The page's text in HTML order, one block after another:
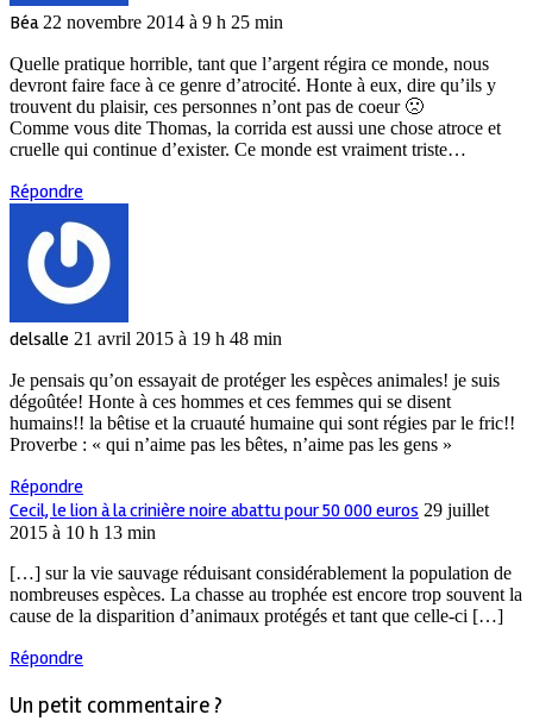
Béa 22 novembre 2014 à 9 h 25 min
Quelle pratique horrible, tant que l’argent régira ce monde, nous
devront faire face à ce genre d’atrocité. Honte à eux, dire qu’ils y
trouvent du plaisir, ces personnes n’ont pas de coeur 🙁
Comme vous dite Thomas, la corrida est aussi une chose atroce et
cruelle qui continue d’exister. Ce monde est vraiment triste…
Répondre
delsalle 21 avril 2015 à 19 h 48 min
Je pensais qu’on essayait de protéger les espèces animales! je suis
dégoûtée! Honte à ces hommes et ces femmes qui se disent
humains!! la bêtise et la cruauté humaine qui sont régies par le fric!!
Proverbe : « qui n’aime pas les bêtes, n’aime pas les gens »
Répondre
Cecil, le lion à la crinière noire abattu pour 50 000 euros 29 juillet
2015 à 10 h 13 min
[…] sur la vie sauvage réduisant considérablement la population de
nombreuses espèces. La chasse au trophée est encore trop souvent la
cause de la disparition d’animaux protégés et tant que celle-ci […]
Répondre
Un petit commentaire ?